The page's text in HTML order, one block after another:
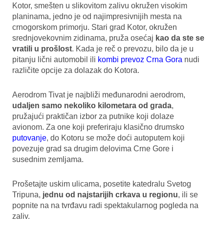
Kotor, smešten u slikovitom zalivu okružen visokim
planinama, jedno je od najimpresivnijih mesta na
crnogorskom primorju. Stari grad Kotor, okružen
srednjovekovnim zidinama, pruža osećaj kao da ste se
vratili u prošlost. Kada je reč o prevozu, bilo da je u
pitanju lični automobil ili kombi prevoz Crna Gora nudi
različite opcije za dolazak do Kotora.
Aerodrom Tivat je najbliži međunarodni aerodrom,
udaljen samo nekoliko kilometara od grada,
pružajući praktičan izbor za putnike koji dolaze
avionom. Za one koji preferiraju klasično drumsko
putovanje, do Kotoru se može doći autoputem koji
povezuje grad sa drugim delovima Crne Gore i
susednim zemljama.
Prošetajte uskim ulicama, posetite katedralu Svetog
Tripuna, jednu od najstarijih crkava u regionu, ili se
popnite na na tvrđavu radi spektakularnog pogleda na
zaliv.